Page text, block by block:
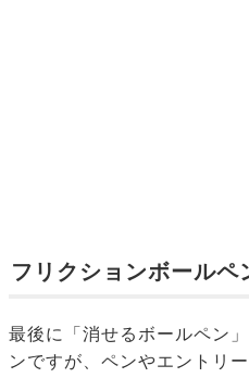
フリクションボールペ
最後に「消せるボールペン
ンですが、ペンやエントリ